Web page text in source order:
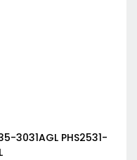
3031AGL PHS2531-